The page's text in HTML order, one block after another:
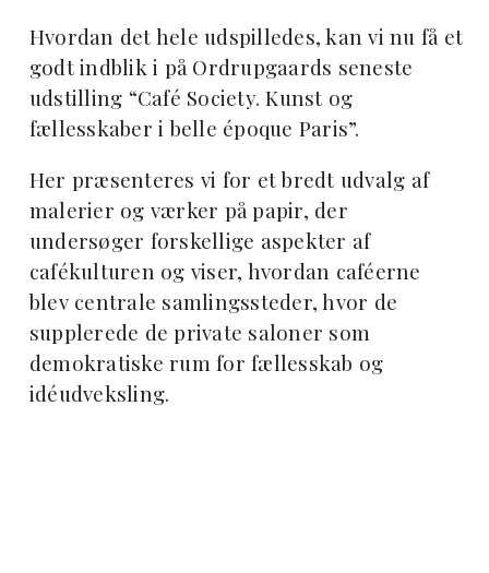
Hvordan det hele udspilledes, kan vi nu få et
godt indblik i på Ordrupgaards seneste
udstilling “Café Society. Kunst og
fællesskaber i belle époque Paris”.
Her præsenteres vi for et bredt udvalg af
malerier og værker på papir, der
undersøger forskellige aspekter af
cafékulturen og viser, hvordan caféerne
blev centrale samlingssteder, hvor de
supplerede de private saloner som
demokratiske rum for fællesskab og
idéudveksling.